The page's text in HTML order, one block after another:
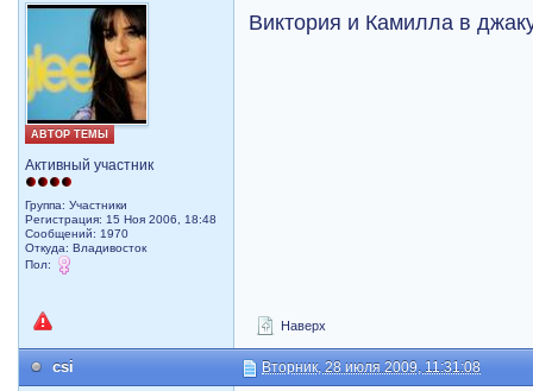
АВТОР ТЕМЫ
Активный участник
Группа: Участники
Регистрация: 15 Ноя 2006, 18:48
Сообщений: 1970
Откуда: Владивосток
Пол:
Виктория и Камилла в
Наверх
csi Вторник, 28 июля 2009, 11:31:08